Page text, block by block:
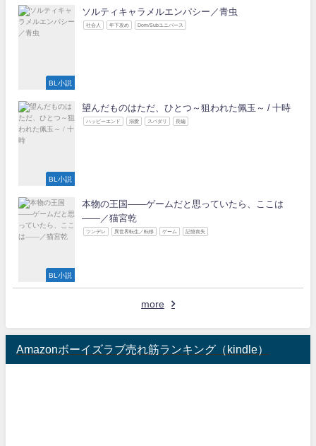
BL小説
ソルティキャラメルエンパシー／青虫
社会人 年下攻め Dom/Subユニバース
BL小説
望んだものはただ、ひとつ～狙われた佩玉～ / 十時
ハッピーエンド 溺愛 スパダリ 長編
BL小説
本物の王国――ゲームだと思っていたら、ここは
――／猫宮乾
ツンデレ 異世界転生／転移 ゲーム 記憶喪失
more
Amazonボーイズラブ売れ筋ランキング（kindle）